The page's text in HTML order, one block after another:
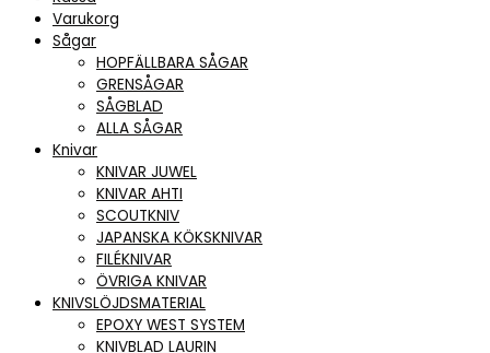
Varukorg
Sågar
HOPFÄLLBARA SÅGAR
GRENSÅGAR
SÅGBLAD
ALLA SÅGAR
Knivar
KNIVAR JUWEL
KNIVAR AHTI
SCOUTKNIV
JAPANSKA KÖKSKNIVAR
FILÉKNIVAR
ÖVRIGA KNIVAR
KNIVSLÖJDSMATERIAL
EPOXY WEST SYSTEM
KNIVBLAD LAURIN